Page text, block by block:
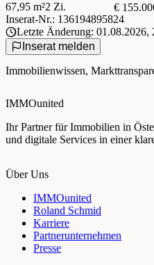
67,95 m²2 Zi. €
Inserat-Nr.: 136194895824
Letzte Änderung: 01.08.2026,
Inserat melden
Immobilienwissen,
IMMOunited
Ihr Partner für Immobilien in
und digitale Services in einer
Über Uns
IMMOunited
Roland Schmid
Karriere
Partnerunternehmen
Presse